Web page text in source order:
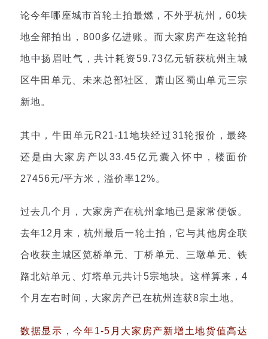
论今年哪座城市首轮土拍最燃，不外乎杭州，60块
地全部拍出，800多亿进账。而大家房产在这轮拍
地中扬眉吐气，共计耗资59.73亿元斩获杭州主城
区牛田单元、未来总部社区、萧山区蜀山单元三宗
新地。
其中，牛田单元R21-11地块经过31轮报价，最终
还是由大家房产以33.45亿元囊入怀中，楼面价
27456元/平方米，溢价率12%。
过去几个月，大家房产在杭州拿地已是家常便饭。
去年12月末，杭州最后一轮土拍，它与其他房企联
合收获主城区笕桥单元、丁桥单元、三墩单元、铁
路北站单元、灯塔单元共计5宗地块。这样算来，4
个月左右时间，大家房产已在杭州连获8宗土地。
数据显示，今年1-5月大家房产新增土地货值高达